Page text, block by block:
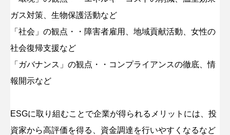
ガス対策、生物保護活動など
「社会」の観点・・障害者雇用、地域貢献活動、女性の
社会復帰支援など
「ガバナンス」の観点・・コンプライアンスの徹底、情
報開示など
ESGに取り組むことで企業が得られるメリットには、投
資家から高評価を得る、資金調達を行いやすくなるなど